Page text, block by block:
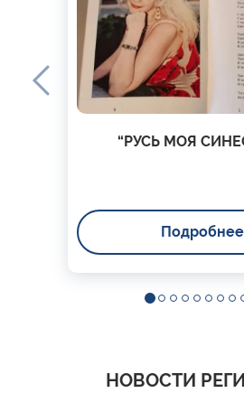
“РУСЬ МОЯ
Подробнее
НОВОСТИ